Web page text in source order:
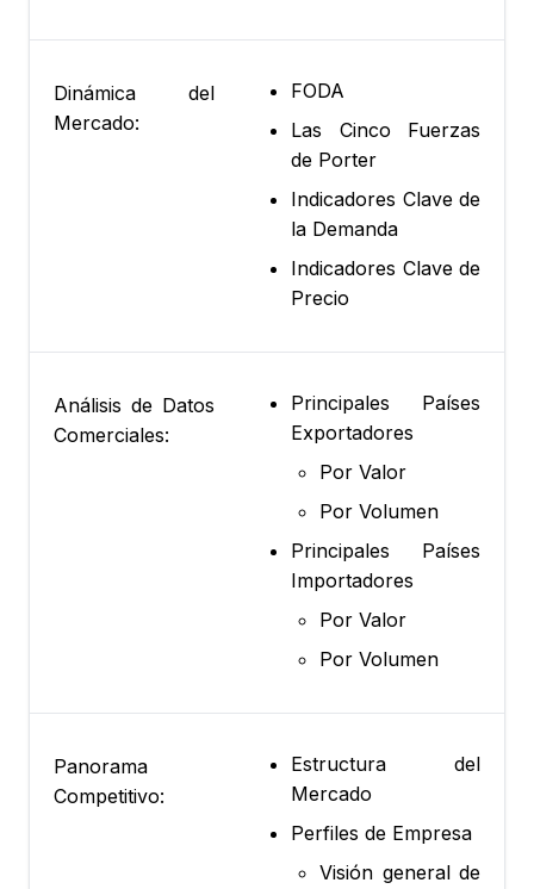
Dinámica del
Mercado:
FODA
Las Cinco Fuerzas
de Porter
Indicadores Clave de
la Demanda
Indicadores Clave de
Precio
Análisis de Datos
Comerciales:
Principales Países
Exportadores
Por Valor
Por Volumen
Principales Países
Importadores
Por Valor
Por Volumen
Panorama
Competitivo:
Estructura del
Mercado
Perfiles de Empresa
Visión general de